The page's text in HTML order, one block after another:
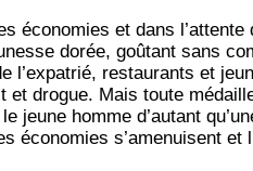
économies et dans l’attente
dorée, goûtant sans
l’expatrié, restaurants et
et drogue. Mais toute
jeune homme d’autant
économies s’amenuisent et